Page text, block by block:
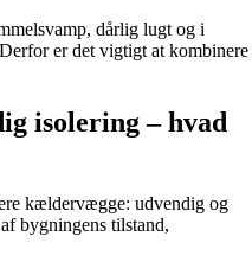
dårlig lugt og i
er det vigtigt at kombinere
isolering – hvad
kældervægge: udvendig og
bygningens tilstand,